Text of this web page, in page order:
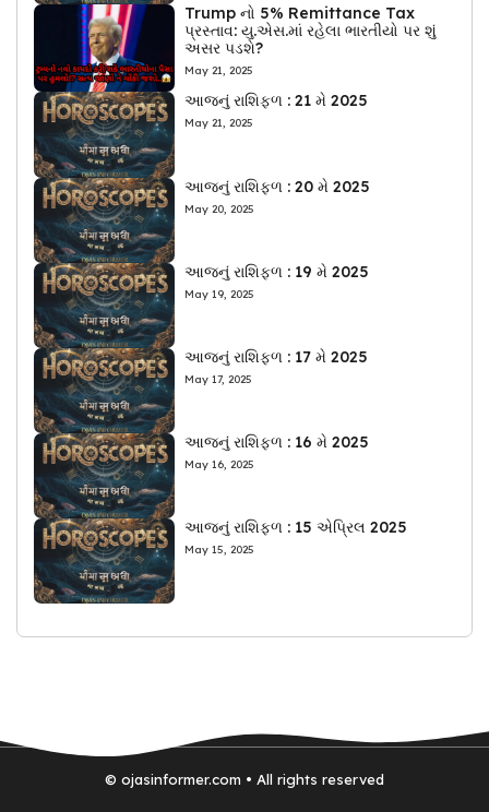
Trump નો 5% Remittance Tax
પ્રસ્તાવ: યુ.એસ.માં રહેલા ભારતીયો પર શું
અસર પડશે?
May 21, 2025
આજનું રાશિફળ : 21 મે 2025
May 21, 2025
આજનું રાશિફળ : 20 મે 2025
May 20, 2025
આજનું રાશિફળ : 19 મે 2025
May 19, 2025
આજનું રાશિફળ : 17 મે 2025
May 17, 2025
આજનું રાશિફળ : 16 મે 2025
May 16, 2025
આજનું રાશિફળ : 15 એપ્રિલ 2025
May 15, 2025
© ojasinformer.com • All rights reserved